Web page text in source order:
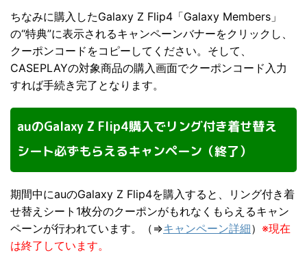
ちなみに購入したGalaxy Z Flip4「Galaxy Members」
の“特典”に表示されるキャンペーンバナーをクリックし、
クーポンコードをコピーしてください。そして、
CASEPLAYの対象商品の購入画面でクーポンコード入力
すれば手続き完了となります。
auのGalaxy Z Flip4購入でリング付き着せ替え
シート必ずもらえるキャンペーン（終了）
期間中にauのGalaxy Z Flip4を購入すると、リング付き着
せ替えシート1枚分のクーポンがもれなくもらえるキャン
ペーンが行われています。（⇒キャンペーン詳細） ※現在
は終了しています。